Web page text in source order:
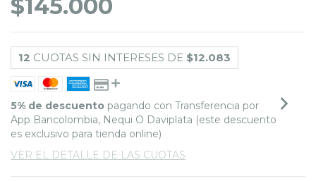
$145.000
12 CUOTAS SIN INTERESES DE $12.083
5% de descuento pagando con Transferencia por
App Bancolombia, Nequi O Daviplata (este descuento
es exclusivo para tienda online)
VER EL DETALLE DE LAS CUOTAS